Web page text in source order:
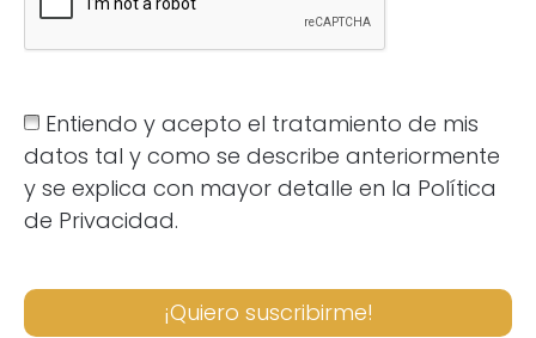
Entiendo y acepto el tratamiento de mis
datos tal y como se describe anteriormente
y se explica con mayor detalle en la Política
de Privacidad.
¡Quiero suscribirme!